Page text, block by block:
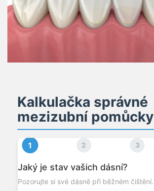
Kalkulačka správné
mezizubní pomůcky
1 2 3
Jaký je stav vašich dásní?
Pozorujte si své dásně při běžném čištění.